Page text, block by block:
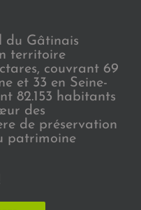
du Gâtinais
territoire
couvrant 69
et 33 en Seine-
82.153 habitants
des
de préservation
patrimoine